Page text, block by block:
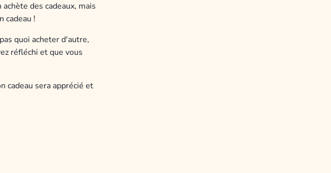
des cadeaux, mais
cadeau !
quoi acheter d'autre,
réfléchi et que vous
cadeau sera apprécié et